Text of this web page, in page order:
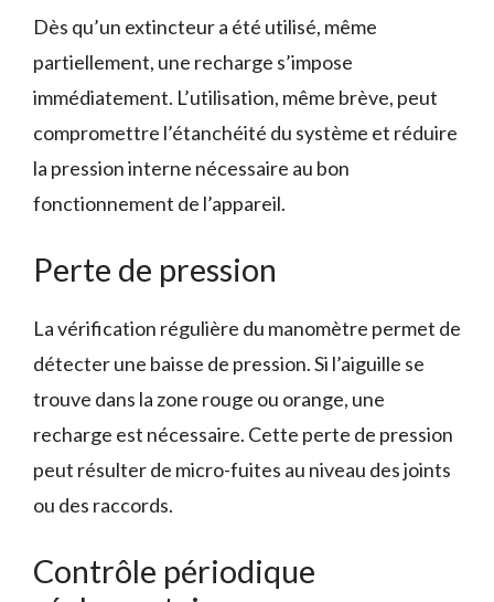
Dès qu’un extincteur a été utilisé, même
partiellement, une recharge s’impose
immédiatement. L’utilisation, même brève, peut
compromettre l’étanchéité du système et réduire
la pression interne nécessaire au bon
fonctionnement de l’appareil.
Perte de pression
La vérification régulière du manomètre permet de
détecter une baisse de pression. Si l’aiguille se
trouve dans la zone rouge ou orange, une
recharge est nécessaire. Cette perte de pression
peut résulter de micro-fuites au niveau des joints
ou des raccords.
Contrôle périodique